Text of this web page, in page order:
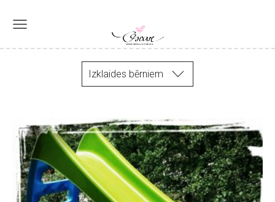
Izklaides bērniem